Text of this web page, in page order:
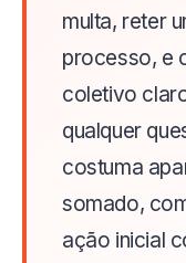
multa, reter
processo, e
coletivo
qualquer
costuma
somado,
ação inicial